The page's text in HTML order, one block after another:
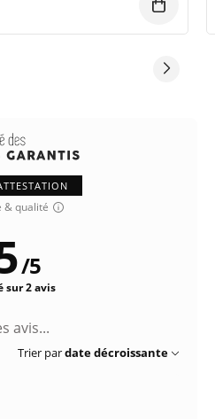
& qualité
/5
sur 2 avis
Trier pardate décroissante